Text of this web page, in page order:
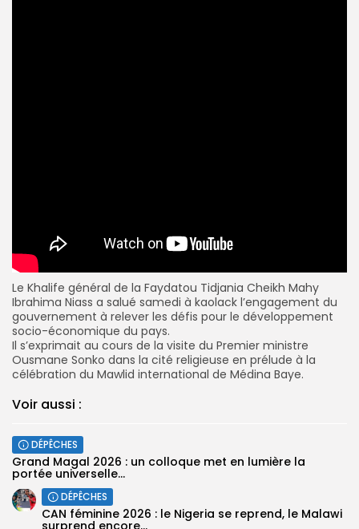
Le Khalife général de la Faydatou Tidjania Cheikh Mahy
Ibrahima Niass a salué samedi à kaolack l’engagement du
gouvernement à relever les défis pour le développement
socio-économique du pays.
Il s’exprimait au cours de la visite du Premier ministre
Ousmane Sonko dans la cité religieuse en prélude à la
célébration du Mawlid international de Médina Baye.
Voir aussi :
DÉPÊCHES
Grand Magal 2026 : un colloque met en lumière la
portée universelle...
DÉPÊCHES
‎CAN féminine 2026 : le Nigeria se reprend, le Malawi
surprend encore...